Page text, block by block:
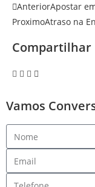
AnteriorApostar
ProximoAtraso na
Compartilhar
Vamos